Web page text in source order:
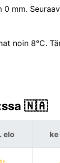
mm.
noin 8°C.
🇳🇦
elo